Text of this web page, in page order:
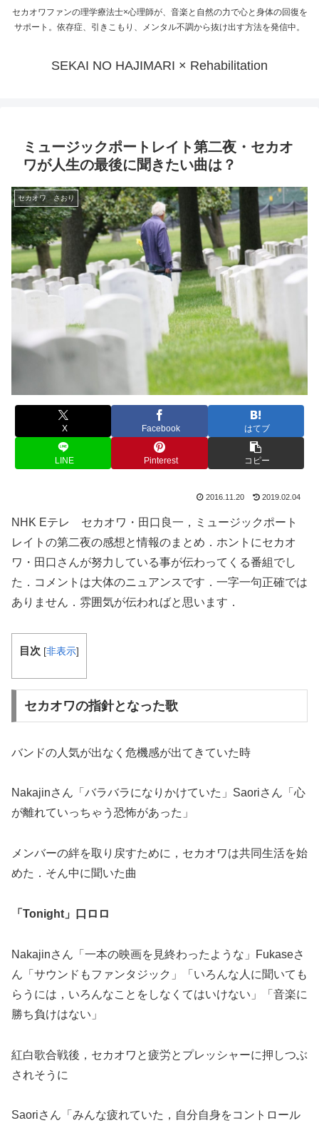
セカオワファンの理学療法士×心理師が、音楽と自然の力で心と身体の回復を
サポート。依存症、引きこもり、メンタル不調から抜け出す方法を発信中。
SEKAI NO HAJIMARI × Rehabilitation
ミュージックポートレイト第二夜・セカオ
ワが人生の最後に聞きたい曲は？
セカオワ さおり
X Facebook はてブ
LINE Pinterest コピー
2016.11.20 2019.02.04
NHK Eテレ セカオワ・田口良一，ミュージックポート
レイトの第二夜の感想と情報のまとめ．ホントにセカオ
ワ・田口さんが努力している事が伝わってくる番組でし
た．コメントは大体のニュアンスです．一字一句正確では
ありません．雰囲気が伝わればと思います．
目次 [非表示]
セカオワの指針となった歌
バンドの人気が出なく危機感が出てきていた時
Nakajinさん「バラバラになりかけていた」Saoriさん「心
が離れていっちゃう恐怖があった」
メンバーの絆を取り戻すために，セカオワは共同生活を始
めた．そん中に聞いた曲
「Tonight」口ロロ
Nakajinさん「一本の映画を見終わったような」Fukaseさ
ん「サウンドもファンタジック」「いろんな人に聞いても
らうには，いろんなことをしなくてはいけない」「音楽に
勝ち負けはない」
紅白歌合戦後，セカオワと疲労とプレッシャーに押しつぶ
されそうに
Saoriさん「みんな疲れていた，自分自身をコントロール